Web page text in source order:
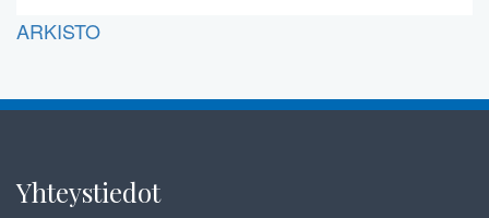
ARKISTO
Yhteystiedot